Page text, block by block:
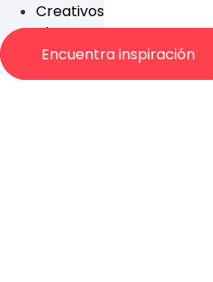
Creativos
Blog
Encuentra inspiración